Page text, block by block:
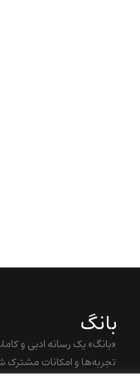
بانگ
«بانگ» یک رسانه ادبی و
تجربه‌ها و امکانات